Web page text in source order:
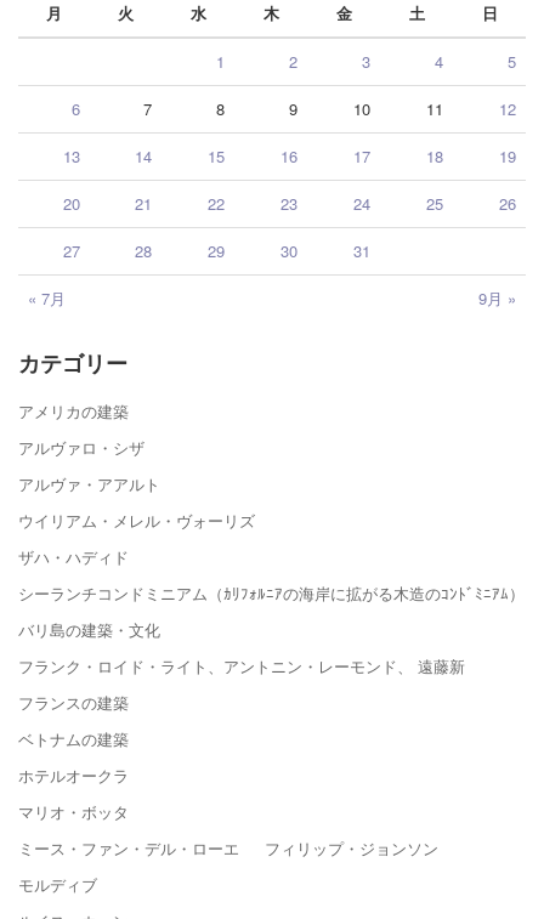
月
火 水 木 金 土 日
« 7月 9月 »
1 2 3 4 5
6 7 8 9 10 11 12
13 14 15 16 17 18 19
20 21 22 23 24 25 26
27 28 29 30 31
カテゴリー
アメリカの建築
アルヴァロ・シザ
アルヴァ・アアルト
ウイリアム・メレル・ヴォーリズ
ザハ・ハディド
シーランチコンドミニアム（ｶﾘﾌｫﾙﾆｱの海岸に拡がる木造のｺﾝﾄﾞﾐﾆｱﾑ）
バリ島の建築・文化
フランク・ロイド・ライト、アントニン・レーモンド、 遠藤新
フランスの建築
ベトナムの建築
ホテルオークラ
マリオ・ボッタ
ミース・ファン・デル・ローエ フィリップ・ジョンソン
モルディブ